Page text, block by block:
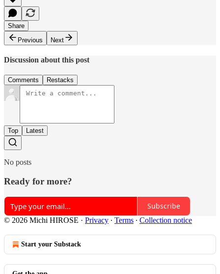
Share
Previous
Next
Discussion about this post
Comments Restacks
Top Latest
No posts
Ready for more?
Subscribe
© 2026 Michi HIROSE · Privacy ∙ Terms ∙ Collection notice
Start your Substack